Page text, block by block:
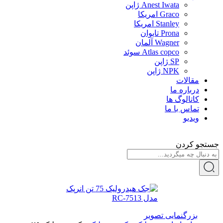
Anest Iwata ژاپن
Graco امریکا
Stanley امریکا
Prona تایوان
Wagner آلمان
Atlas copco سوئد
SP ژاپن
NPK ژاپن
مقالات
درباره ما
کاتالوگ ها
تماس با ما
ویدیو
جستجو کردن
بزرگنمایی تصویر